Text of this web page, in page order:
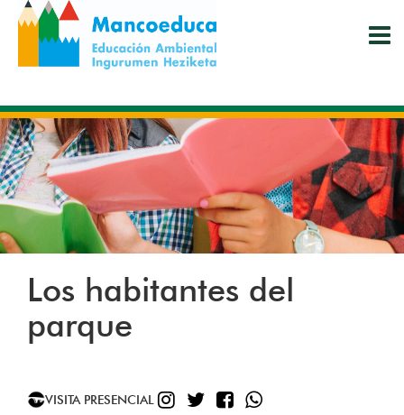
Pasar
contenido
principal
Los habitantes del
parque
VISITA PRESENCIAL